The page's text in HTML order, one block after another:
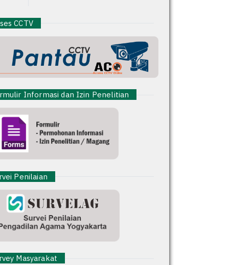
CCTV
Informasi dan Izin Penelitian
Penilaian
Masyarakat